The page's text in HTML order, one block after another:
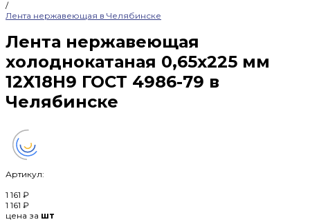
/
Лента нержавеющая в Челябинске
Лента нержавеющая
холоднокатаная 0,65х225 мм
12Х18Н9 ГОСТ 4986-79 в
Челябинске
Артикул:
1 161 ₽
1 161 ₽
цена за шт